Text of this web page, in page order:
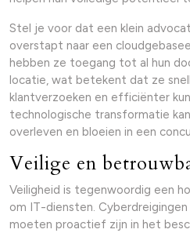
Stel je voor dat een klein
overstapt naar een
hebben ze toegang tot al hun
locatie, wat betekent dat ze
klantverzoeken en efficiënter
technologische transformatie
overleven en bloeien in een
Veilige en
Veiligheid is tegenwoordig een
om IT-diensten.
moeten proactief zijn in het